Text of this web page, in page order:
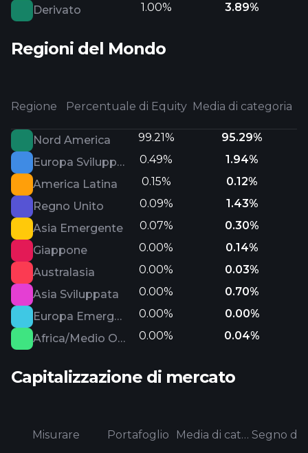
Derivato
1.00% 3.89%
Regioni del Mondo
Regione Percentuale di Equity Media di categoria
Nord America 99.21%
95.29%
Europa Sviluppata
0.49%
1.94%
America Latina
0.15%
0.12%
Regno Unito
0.09%
1.43%
Asia Emergente
0.07%
0.30%
Giappone
0.00%
0.14%
Australasia
0.00%
0.03%
Asia Sviluppata
0.00%
0.70%
Europa Emergente
0.00%
0.00%
Africa/Medio Oriente
0.00% 0.04%
Capitalizzazione di mercato
Misurare Portafoglio Media di categoria